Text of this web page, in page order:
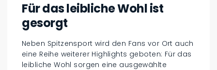
Für das leibliche Wohl ist
gesorgt
Neben Spitzensport wird den Fans vor Ort auch
eine Reihe weiterer Highlights geboten: Für das
leibliche Wohl sorgen eine ausgewählte